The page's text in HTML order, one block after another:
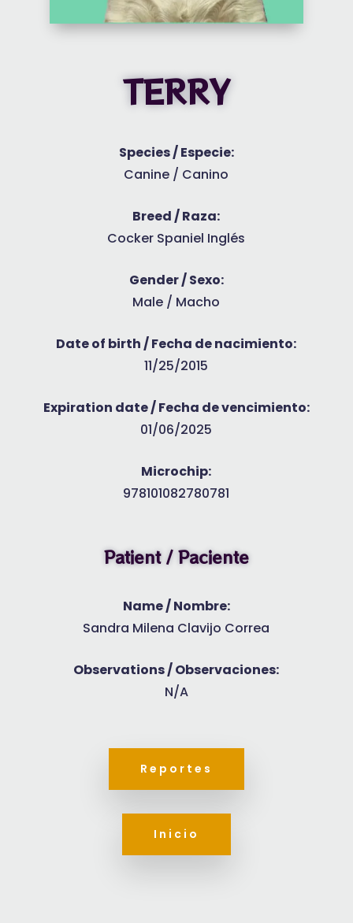
TERRY
Species / Especie:
Canine / Canino
Breed / Raza:
Cocker Spaniel Inglés
Gender / Sexo:
Male / Macho
Date of birth / Fecha de nacimiento:
11/25/2015
Expiration date / Fecha de vencimiento:
01/06/2025
Microchip:
978101082780781
Patient / Paciente
Name / Nombre:
Sandra Milena Clavijo Correa
Observations / Observaciones:
N/A
Reportes
Inicio